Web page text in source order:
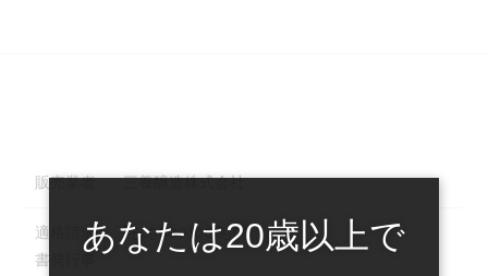
販売業者 三養醸造株式会社
適格請求
書発行事
T5090001008905
あなたは20歳以上で